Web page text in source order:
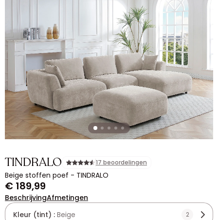
TINDRALO 17 beoordelingen
Beige stoffen poef - TINDRALO
€ 189,99
BeschrijvingAfmetingen
Kleur (tint) : Beige 2